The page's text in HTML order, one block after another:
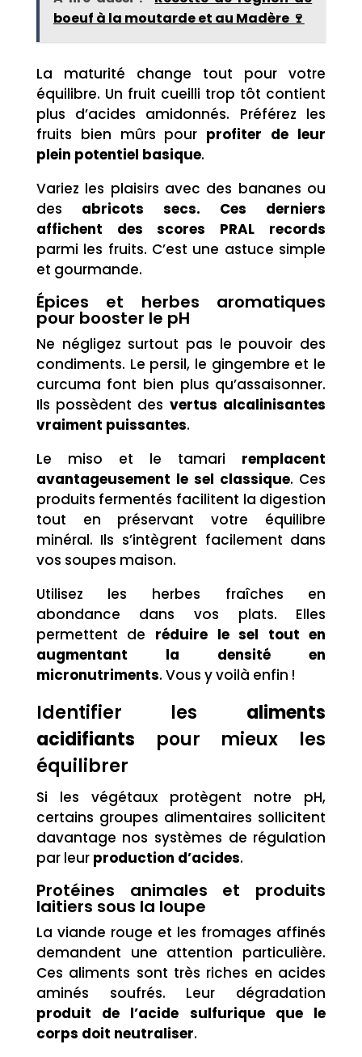
boeuf à la moutarde et au Madère 🍷
La maturité change tout pour votre
équilibre. Un fruit cueilli trop tôt contient
plus d’acides amidonnés. Préférez les
fruits bien mûrs pour profiter de leur
plein potentiel basique.
Variez les plaisirs avec des bananes ou
des abricots secs. Ces derniers
affichent des scores PRAL records
parmi les fruits. C’est une astuce simple
et gourmande.
Épices et herbes aromatiques
pour booster le pH
Ne négligez surtout pas le pouvoir des
condiments. Le persil, le gingembre et le
curcuma font bien plus qu’assaisonner.
Ils possèdent des vertus alcalinisantes
vraiment puissantes.
Le miso et le tamari remplacent
avantageusement le sel classique. Ces
produits fermentés facilitent la digestion
tout en préservant votre équilibre
minéral. Ils s’intègrent facilement dans
vos soupes maison.
Utilisez les herbes fraîches en
abondance dans vos plats. Elles
permettent de réduire le sel tout en
augmentant la densité en
micronutriments. Vous y voilà enfin !
Identifier les aliments
acidifiants pour mieux les
équilibrer
Si les végétaux protègent notre pH,
certains groupes alimentaires sollicitent
davantage nos systèmes de régulation
par leur production d’acides.
Protéines animales et produits
laitiers sous la loupe
La viande rouge et les fromages affinés
demandent une attention particulière.
Ces aliments sont très riches en acides
aminés soufrés. Leur dégradation
produit de l’acide sulfurique que le
corps doit neutraliser.